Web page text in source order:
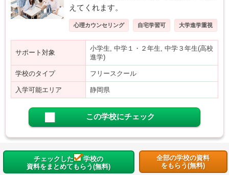
えてくれます。
心理カウンセリング 自宅学習可 大学進学重視
サポート対象
小学生, 中学１・２年生, 中学３年生(高校
進学)
学校のタイプ フリースクール
入学可能エリア 静岡県
この学校にチェック
チェックした
学校の
資料をまとめてもらう(無料)
全部の学校の資料
をもらう(無料)